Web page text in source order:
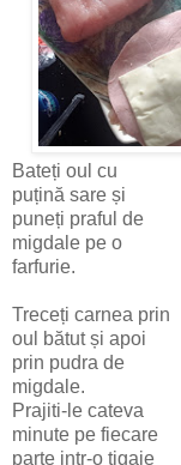
Bateți oul cu
puțină sare și
puneți praful de
migdale pe o
farfurie.
Treceți carnea prin
oul bătut și apoi
prin pudra de
migdale.
Prajiti-le cateva
minute pe fiecare
parte intr-o tigaie